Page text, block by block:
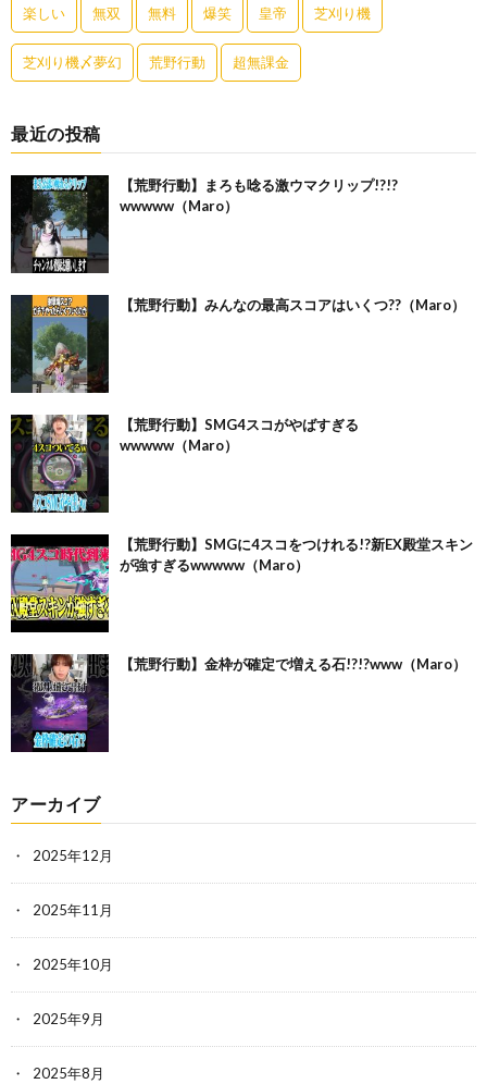
楽しい 無双 無料 爆笑 皇帝 芝刈り機
芝刈り機〆夢幻 荒野行動 超無課金
最近の投稿
【荒野行動】まろも唸る激ウマクリップ!?!?
wwwww（Maro）
【荒野行動】みんなの最高スコアはいくつ??（Maro）
【荒野行動】SMG4スコがやばすぎる
wwwww（Maro）
【荒野行動】SMGに4スコをつけれる!?新EX殿堂スキン
が強すぎるwwwww（Maro）
【荒野行動】金枠が確定で増える石!?!?www（Maro）
アーカイブ
2025年12月
2025年11月
2025年10月
2025年9月
2025年8月